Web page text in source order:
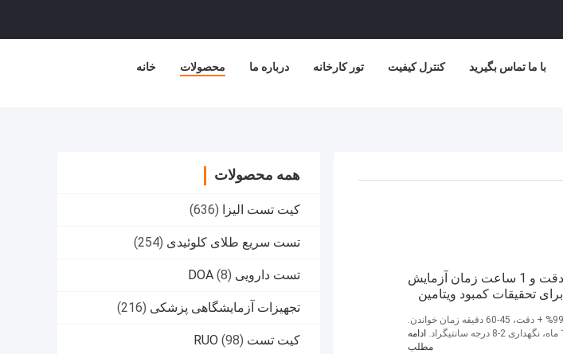
خانه محصولات درباره ما تور کارخانه کنترل کیفیت با ما تماس بگیرید
همه محصولات
کیت تست الیزا (636)
تست سریع طلای کلوئیدی (254)
تست دارویی DOA (8)
تجهیزات آزمایشگاهی پزشکی (216)
کیت تست RUO (98)
VB12 کیت ELISA ویتامین B12 با 96 آزمایش 99٪ دقت و 1 ساعت زمان آزمایش
برای تحقیقات کمبود ویتامین
کیت الایزا ویتامین B12 انسانی برای تشخیص کمی در سرم / پلاسما. 99% + دقت، 45-60 دقیقه زمان خواندن.
ادامه
مطلب